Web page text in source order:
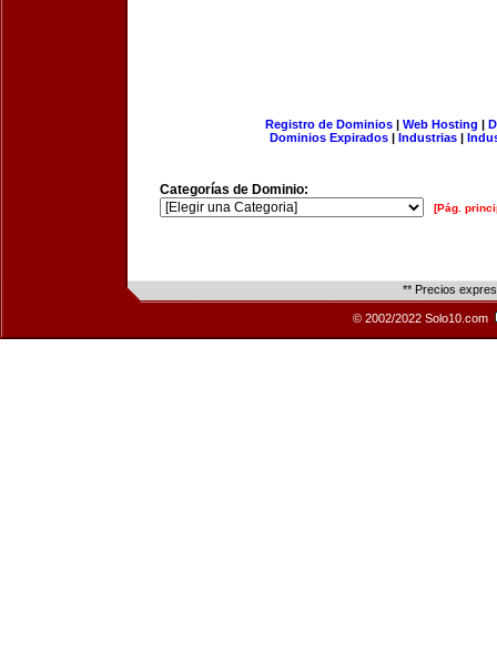
Registro de Dominios| Web Hosting |
Dominios Expirados | Industrias |
Categorías de Dominio:
[Pág.
** Precios
© 2002/2022 Solo10.com